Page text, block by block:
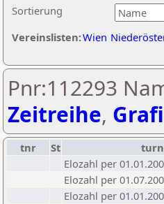
Sortierung
Vereinslisten:Wien
Pnr:112293
Zeitreihe,
tnr St
Elozahl per
Elozahl per
Elozahl per